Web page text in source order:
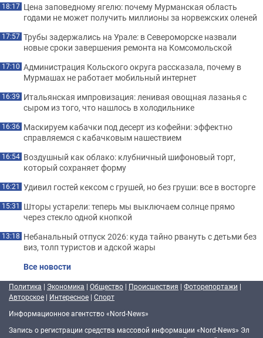
18:17 Цена заповедному ягелю: почему Мурманская область
годами не может получить миллионы за норвежских оленей
17:57 Трубы задержались на Урале: в Североморске назвали
новые сроки завершения ремонта на Комсомольской
17:10 Администрация Кольского округа рассказала, почему в
Мурмашах не работает мобильный интернет
16:39 Итальянская импровизация: ленивая овощная лазанья с
сыром из того, что нашлось в холодильнике
16:36 Маскируем кабачки под десерт из кофейни: эффектно
справляемся с кабачковым нашествием
16:54 Воздушный как облако: клубничный шифоновый торт,
который сохраняет форму
16:21 Удивил гостей кексом с грушей, но без груши: все в восторге
15:31 Шторы устарели: теперь мы выключаем солнце прямо
через стекло одной кнопкой
13:18 Небанальный отпуск 2026: куда тайно рвануть с детьми без
виз, толп туристов и адской жары
Все новости
Политика | Экономика | Общество | Происшествия | Фоторепортажи |
Авторское | Интересное | Спорт
Информационное агентство «Nord-News»
Запись о регистрации средства массовой информации «Nord-News» Эл